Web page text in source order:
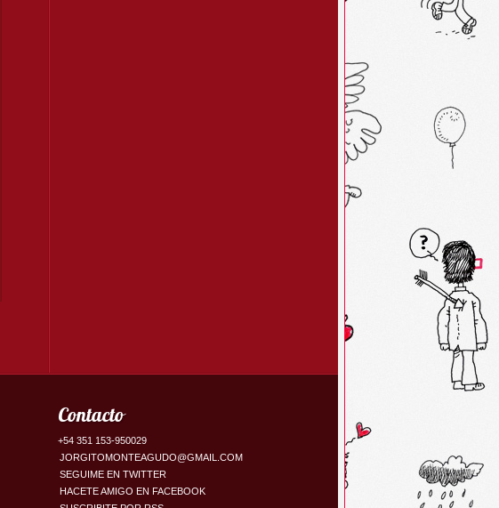
Contacto
+54 351 153-950029
JORGITOMONTEAGUDO@GMAIL.COM
SEGUIME EN TWITTER
HACETE AMIGO EN FACEBOOK